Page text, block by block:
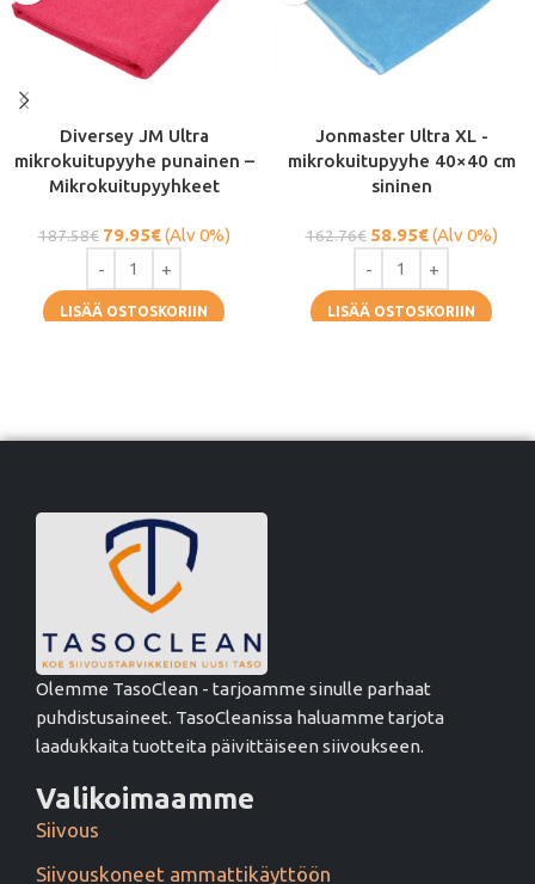
Diversey JM Ultra
mikrokuitupyyhe punainen –
Mikrokuitupyyhkeet
187.58€ 79.95€(Alv 0%)
LISÄÄ OSTOSKORIIN
Jonmaster Ultra XL -
mikrokuitupyyhe 40×40 cm
sininen
162.76€ 58.95€(Alv 0%)
LISÄÄ OSTOSKORIIN
Olemme TasoClean - tarjoamme sinulle parhaat
puhdistusaineet. TasoCleanissa haluamme tarjota
laadukkaita tuotteita päivittäiseen siivoukseen.
Valikoimaamme
Siivous
Siivouskoneet ammattikäyttöön